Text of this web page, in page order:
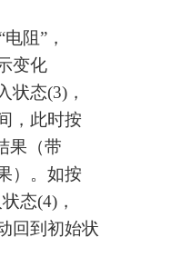
阻”，
变化
状态(3)，
，此时按
果（带
）。如按
态(4)，
回到初始状